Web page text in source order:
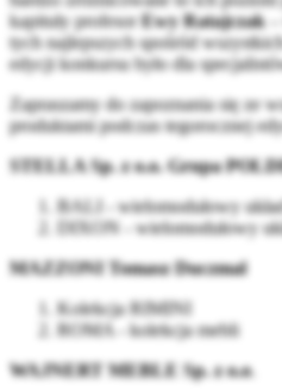
kapituły profesorEwy Ratajczak–
tych najlepszych spośród
edycji konkursu było dla
Zapraszamy do zapoznania się ze
produktami podczas tegorocznej
STELLA Sp. z o.o. Grupa
BALI - wielomodułowy
DIXON - wielomodułowy
MAZZONI Tomasz Duczmal
Kolekcja RIMINI
ROMA - kolekcja mebli
WAJNERT MEBLE Sp. z o.o.